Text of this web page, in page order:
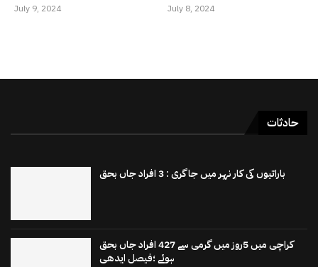
July 9, 2024 July 8, 2024
حادثات
باراتیوں کی کار نہر میں جاگری : 3 افراد جاں بحق
کراچی میں 5روز میں گرمی سے 427 افراد جاں بحق
ہوئے ؛فیصل ایدھی